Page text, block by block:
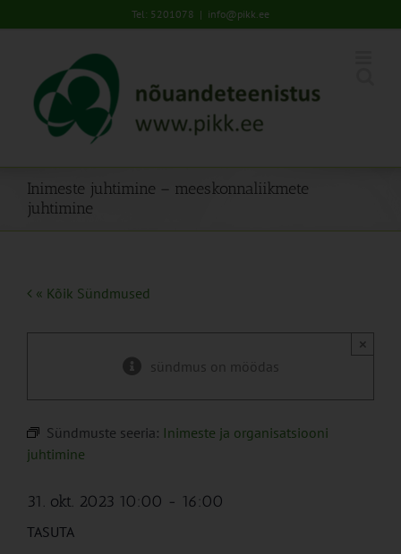
to
Tel: 5201078 | info@pikk.ee
Inimeste juhtimine – meeskonnaliikmete
juhtimine
« Kõik Sündmused
sündmus on möödas
×
Sündmuste seeria: Inimeste ja organisatsiooni
juhtimine
31. okt. 2023 10:00 - 16:00
TASUTA